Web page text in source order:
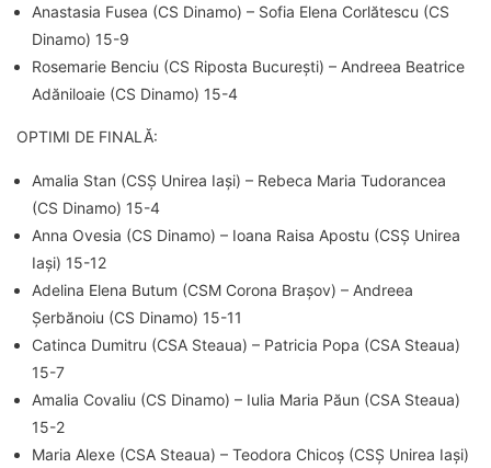
Anastasia Fusea (CS Dinamo) – Sofia Elena Corlătescu (CS
Dinamo) 15-9
Rosemarie Benciu (CS Riposta București) – Andreea Beatrice
Adăniloaie (CS Dinamo) 15-4
OPTIMI DE FINALĂ:
Amalia Stan (CSȘ Unirea Iași) – Rebeca Maria Tudorancea
(CS Dinamo) 15-4
Anna Ovesia (CS Dinamo) – Ioana Raisa Apostu (CSȘ Unirea
Iași) 15-12
Adelina Elena Butum (CSM Corona Brașov) – Andreea
Șerbănoiu (CS Dinamo) 15-11
Catinca Dumitru (CSA Steaua) – Patricia Popa (CSA Steaua)
15-7
Amalia Covaliu (CS Dinamo) – Iulia Maria Păun (CSA Steaua)
15-2
Maria Alexe (CSA Steaua) – Teodora Chicoș (CSȘ Unirea Iași)